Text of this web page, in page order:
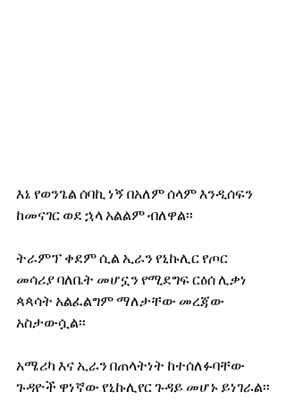
እኔ የወንጌል ሰባኪ ነኝ በአለም ሰላም እንዲሰፍን
ከመናገር ወደ ኋላ አልልም ብለዋል፡፡
ትራምፕ ቀደም ሲል ኢራን የኒኩሊር የጦር
መሳሪያ ባለቤት መሆኗን የሚደግፍ ርዕሰ ሊቃነ
ጳጳሳት አልፈልግም ማለታቸው መረጃው
አስታውሷል፡፡
አሜሪካ እና ኢራን በጠላትነት ከተሰለፉባቸው
ጉዳዮች ዋነኛው የኒኩሊየር ጉዳይ መሆኑ ይነገራል፡፡